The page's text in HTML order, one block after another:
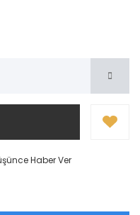
Haber Ver